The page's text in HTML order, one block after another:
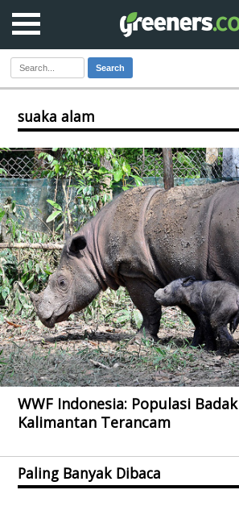
Search
suaka alam
WWF Indonesia: Populasi
Kalimantan Terancam
Paling Banyak Dibaca